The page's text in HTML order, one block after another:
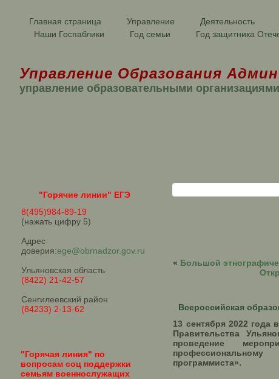
Главная страница Управление Деятельность
Наши Госпаблики
Год семьи Год защитника
Управление Образования
управление образовательными организациями
"Горячие линии" ЕГЭ
8(495)984-89-19
(нажать цифру 5)
Адрес
доверия:ege@obrnadzor.gov.ru
Ульяновская область
(8422) 21-42-57
Сенгилеевский район
(84233) 2-13-62
"Горячая линия" по
вопросам соц поддержки
семьям военнослужащих
« Большой
Всероссийская
13 сентября 2022 года
Правительства
проведение
программиста».